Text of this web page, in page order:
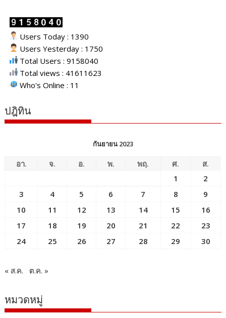
Users Today : 1390
Users Yesterday : 1750
Total Users : 9158040
Total views : 41611623
Who's Online : 11
ปฎิทิน
กันยายน 2023
อา. จ. อ. พ. พฤ. ศ.
ส.
1
2
3
4 5 6 7 8
9
10
11 12 13 14 15
16
17
18 19 20 21 22
23
24
25 26 27 28 29 30
« ส.ค. ต.ค. »
หมวดหมู่